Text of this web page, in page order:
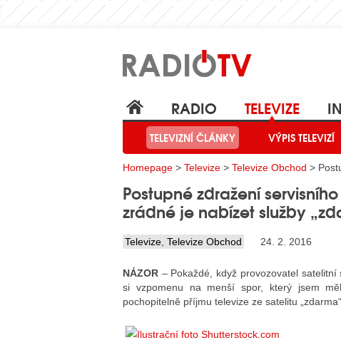
RADIO TELEVIZE
TELEVIZNÍ ČLÁNKY VÝPIS TELEVIZÍ
Homepage > Televize > Televize Obchod >
Postupné zdražení
zrádné je nabízet služby
Televize Televize Obchod 24. 2. 2016
NÁZOR – Pokaždé, když provozovatel
si vzpomenu na menší spor, který jsem
pochopitelně příjmu televize ze satelitu „zdarma“.